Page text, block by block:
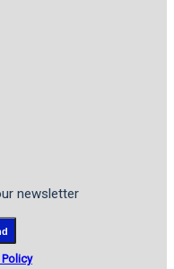
newsletter
Policy